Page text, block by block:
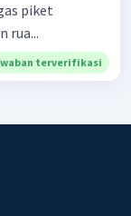
piket
rua...
terverifikasi